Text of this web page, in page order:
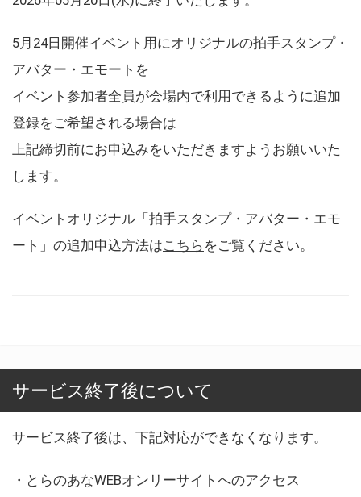
5月24日開催イベント用にオリジナルの拍手スタンプ・
アバター・エモートを
イベント参加者全員が会場内で利用できるように追加
登録をご希望される場合は
上記締切前にお申込みをいただきますようお願いいた
します。
イベントオリジナル「拍手スタンプ・アバター・エモ
ート」の追加申込方法はこちら をご覧ください。
サービス終了後について
サービス終了後は、下記対応ができなくなります。
・とらのあなWEBオンリーサイトへのアクセス